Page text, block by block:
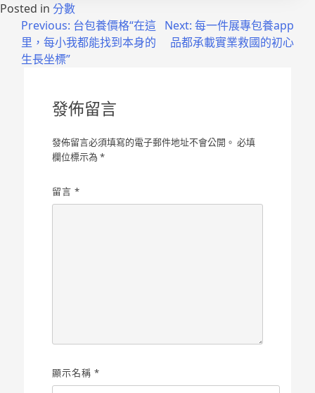
Posted in 分數
Previous: 台包養價格“在這
里，每小我都能找到本身的
生長坐標”
Next: 每一件展專包養app
品都承載實業救國的初心
發佈留言
發佈留言必須填寫的電子郵件地址不會公開。 必填
欄位標示為*
留言*
顯示名稱*